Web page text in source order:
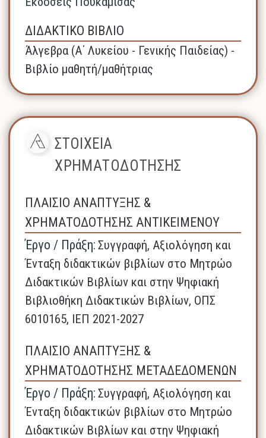
ΔΙΔΑΚΤΙΚΟ ΒΙΒΛΙΟ
Άλγεβρα (A΄ Λυκείου - Γενικής Παιδείας) -
Βιβλίο μαθητή/μαθήτριας
ΣΤΟΙΧΕΙΑ
ΧΡΗΜΑΤΟΔΟΤΗΣΗΣ
ΠΛΑΙΣΙΟ ΑΝΑΠΤΥΞΗΣ &
ΧΡΗΜΑΤΟΔΟΤΗΣΗΣ ΑΝΤΙΚΕΙΜΕΝΟΥ
Έργο / Πράξη: Συγγραφή, Αξιολόγηση και
Ένταξη διδακτικών βιβλίων στο Μητρώο
Διδακτικών Βιβλίων και στην Ψηφιακή
Βιβλιοθήκη Διδακτικών Βιβλίων, ΟΠΣ
6010165, ΙΕΠ 2021-2027
ΠΛΑΙΣΙΟ ΑΝΑΠΤΥΞΗΣ &
ΧΡΗΜΑΤΟΔΟΤΗΣΗΣ ΜΕΤΑΔΕΔΟΜΕΝΩΝ
Έργο / Πράξη: Συγγραφή, Αξιολόγηση και
Ένταξη διδακτικών βιβλίων στο Μητρώο
Διδακτικών Βιβλίων και στην Ψηφιακή